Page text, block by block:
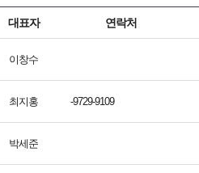
대표자 연락처
이창수
최지홍 -9729-9109
박세준